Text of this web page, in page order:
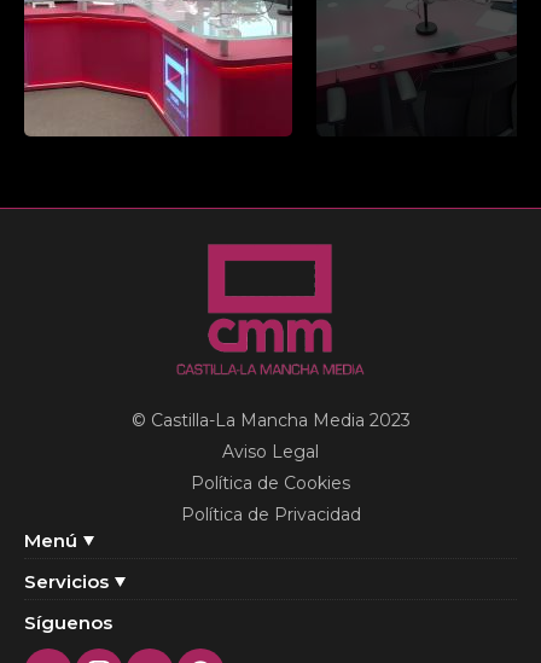
Menú
Servicios
© Castilla-La Mancha Media 2023
Aviso Legal
Política de Cookies
Política de Privacidad
Síguenos